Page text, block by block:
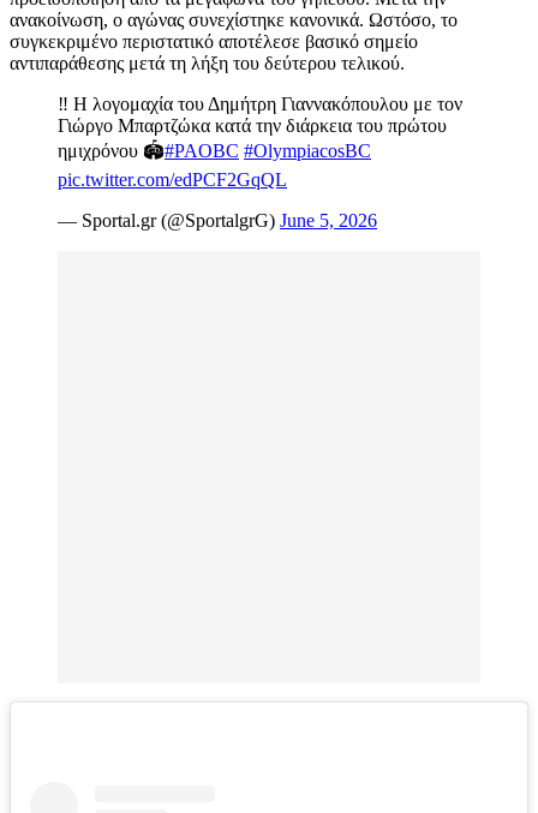
ανακοίνωση, ο αγώνας συνεχίστηκε κανονικά. Ωστόσο, το
συγκεκριμένο περιστατικό αποτέλεσε βασικό σημείο
αντιπαράθεσης μετά τη λήξη του δεύτερου τελικού.
‼️ Η λογομαχία του Δημήτρη Γιαννακόπουλου με τον
Γιώργο Μπαρτζώκα κατά την διάρκεια του πρώτου
ημιχρόνου 🏟️#PAOBC #OlympiacosBC
pic.twitter.com/edPCF2GqQL
— Sportal.gr (@SportalgrG) June 5, 2026